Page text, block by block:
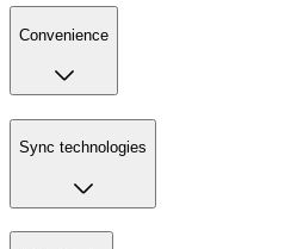
Convenience
Sync technologies